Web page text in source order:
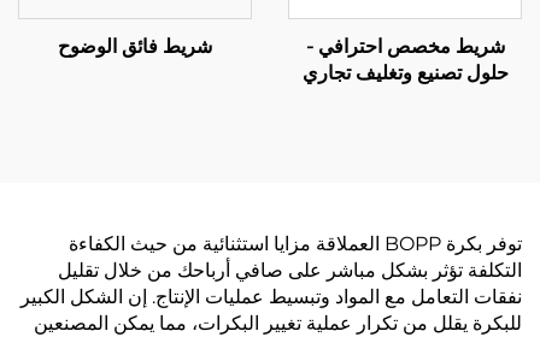
شريط مخصص احترافي -
حلول تصنيع وتغليف تجاري
شريط فائق الوضوح
توفر بكرة BOPP العملاقة مزايا استثنائية من حيث الكفاءة
التكلفة تؤثر بشكل مباشر على صافي أرباحك من خلال تقليل
نفقات التعامل مع المواد وتبسيط عمليات الإنتاج. إن الشكل الكبير
للبكرة يقلل من تكرار عملية تغيير البكرات، مما يمكن المصنعين